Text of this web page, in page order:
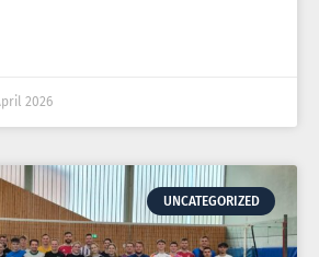
2026
UNCATEGORIZED